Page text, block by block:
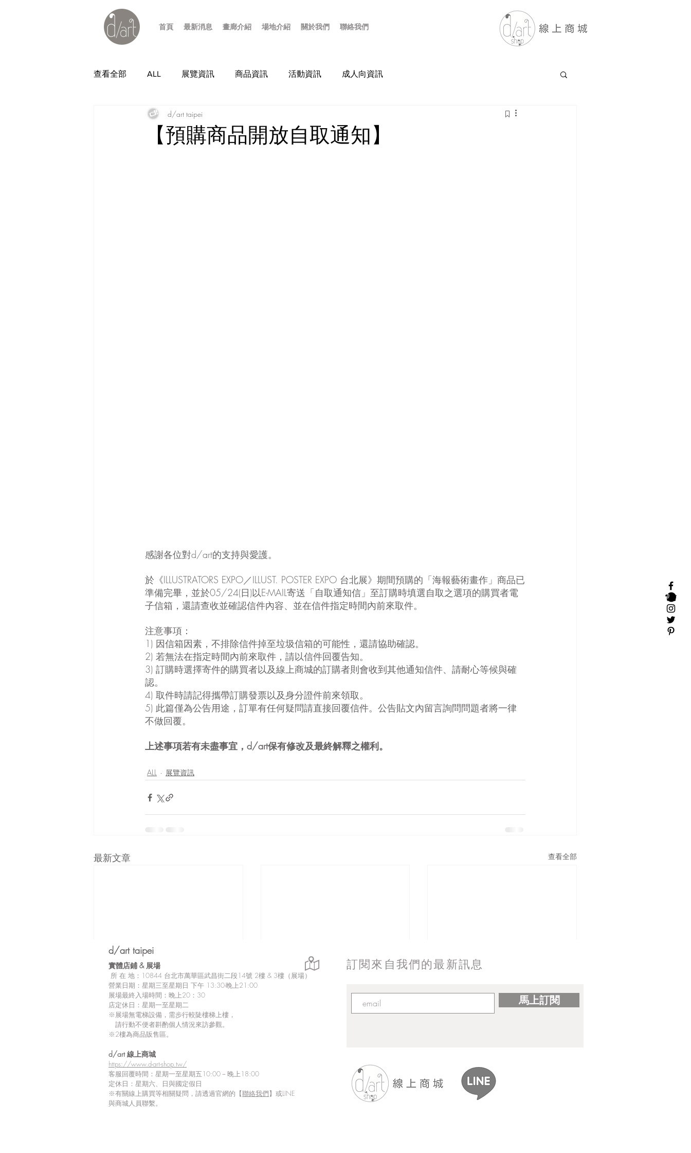
首頁 最新消息 畫廊介紹 場地介紹 關於我們 聯絡我們
查看全部 ALL 展覽資訊 商品資訊 活動資訊 成人向資訊
【預購商品開放自取通知】
d/art taipei
感謝各位對d/art的支持與愛護。
於《ILLUSTRATORS EXPO／ILLUST. POSTER EXPO 台北展》期間預購的「海報藝術畫作」商品已
準備完畢，並於05/24(日)以E-MAIL寄送「自取通知信」至訂購時填選自取之選項的購買者電
子信箱，還請查收並確認信件內容、並在信件指定時間內前來取件。
注意事項：
1) 因信箱因素，不排除信件掉至垃圾信箱的可能性，還請協助確認。
2) 若無法在指定時間內前來取件，請以信件回覆告知。
3) 訂購時選擇寄件的購買者以及線上商城的訂購者則會收到其他通知信件、請耐心等候與確
認。
4) 取件時請記得攜帶訂購發票以及身分證件前來領取。
5) 此篇僅為公告用途，訂單有任何疑問請直接回覆信件。公告貼文內留言詢問問題者將一律
不做回覆。
上述事項若有未盡事宜，d/art保有修改及最終解釋之權利。
ALL 展覽資訊
最新文章 查看全部
撰寫留言......
馬上訂閱
訂閱來自我們的最新訊息
d/art taipei
實體店鋪 & 展場
所 在 地：10844 台北市萬華區武昌街二段14號 2樓 & 3樓（展場）
營業日期：星期三至星期日 下午 13:30-晚上21:00
展場最終入場時間：晚上20：30
店定休日：星期一至星期二
※展場無電梯設備，需步行較陡樓梯上樓，
請行動不便者斟酌個人情況來訪參觀。
※2樓為商品販售區。
d/art 線上商城
https://www.d-art-shop.tw/
客服回覆時間：星期一至星期五10:00－晚上18:00
定休日：星期六、日與國定假日
※有關線上購買等相關疑問，請透過官網的【聯絡我們】或LINE
與商城人員聯繫。